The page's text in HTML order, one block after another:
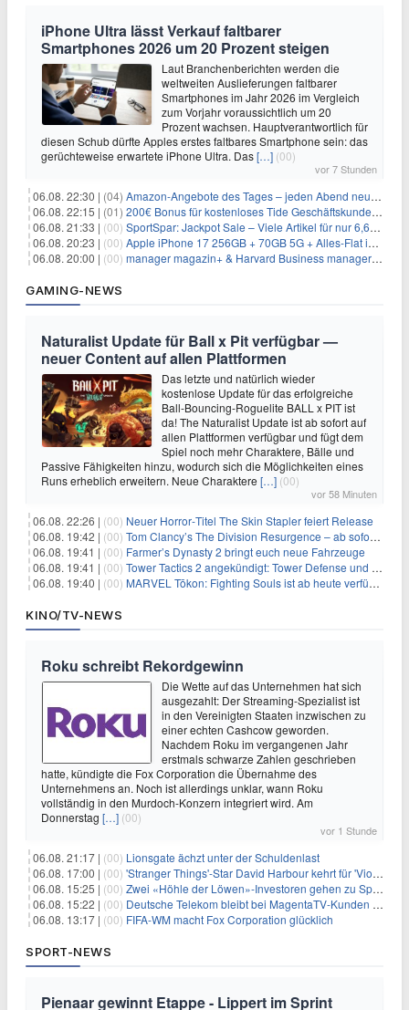
iPhone Ultra lässt Verkauf faltbarer
Smartphones 2026 um 20 Prozent steigen
Laut Branchenberichten werden die
weltweiten Auslieferungen faltbarer
Smartphones im Jahr 2026 im Vergleich
zum Vorjahr voraussichtlich um 20
Prozent wachsen. Hauptverantwortlich für
diesen Schub dürfte Apples erstes faltbares Smartphone sein: das
gerüchteweise erwartete iPhone Ultra. Das[…] (00)
vor 7 Stunden
06.08. 22:30 | (04) Amazon-Angebote des Tages – jeden Abend neue Deals zum Stöbern
06.08. 22:15 | (01) 200€ Bonus für kostenloses Tide Geschäftskundenkonto
06.08. 21:33 | (00) SportSpar: Jackpot Sale – Viele Artikel für nur 6,66€ – nur 48 Stunden
06.08. 20:23 | (00) Apple iPhone 17 256GB + 70GB 5G + Alles-Flat im Vodafone-Netz für 34,99€/Monat – eff. 4,65€/Monat
06.08. 20:00 | (00) manager magazin+ & Harvard Business manager+ Digital-Kombi-Abo 1 Monat kostenlos
GAMING-NEWS
Naturalist Update für Ball x Pit verfügbar —
neuer Content auf allen Plattformen
Das letzte und natürlich wieder
kostenlose Update für das erfolgreiche
Ball-Bouncing-Roguelite BALL x PIT ist
da! The Naturalist Update ist ab sofort auf
allen Plattformen verfügbar und fügt dem
Spiel noch mehr Charaktere, Bälle und
Passive Fähigkeiten hinzu, wodurch sich die Möglichkeiten eines
Runs erheblich erweitern. Neue Charaktere […] (00)
vor 58 Minuten
06.08. 22:26 | (00) Neuer Horror‑Titel The Skin Stapler feiert Release
06.08. 19:42 | (00) Tom Clancy’s The Division Resurgence – ab sofort für euch verfügbar
06.08. 19:41 | (00) Farmer’s Dynasty 2 bringt euch neue Fahrzeuge
06.08. 19:41 | (00) Tower Tactics 2 angekündigt: Tower Defense und Deckbuilding Kombo kehrt zurück
06.08. 19:40 | (00) MARVEL Tōkon: Fighting Souls ist ab heute verfügbar
KINO/TV-NEWS
Roku schreibt Rekordgewinn
Die Wette auf das Unternehmen hat sich
ausgezahlt: Der Streaming-Spezialist ist
in den Vereinigten Staaten inzwischen zu
einer echten Cashcow geworden.
Nachdem Roku im vergangenen Jahr
erstmals schwarze Zahlen geschrieben
hatte, kündigte die Fox Corporation die Übernahme des
Unternehmens an. Noch ist allerdings unklar, wann Roku
vollständig in den Murdoch-Konzern integriert wird. Am
Donnerstag […] (00)
vor 1 Stunde
06.08. 21:17 | (00) Lionsgate ächzt unter der Schuldenlast
06.08. 17:00 | (00) 'Stranger Things'-Star David Harbour kehrt für 'Violent Night 2' zurück – Kristen Bell stößt zur Besetzung
06.08. 15:25 | (00) Zwei «Höhle der Löwen»-Investoren gehen zu Springer
06.08. 15:22 | (00) Deutsche Telekom bleibt bei MagentaTV-Kunden vage
06.08. 13:17 | (00) FIFA-WM macht Fox Corporation glücklich
SPORT-NEWS
Pienaar gewinnt Etappe - Lippert im Sprint